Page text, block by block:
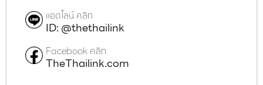
แอดไลน์ คลิก
ID: @thethailink
Facebook คลิก
TheThailink.com